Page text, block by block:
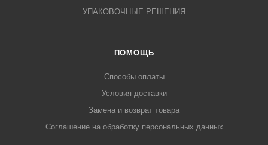
УПАКОВОЧНЫЕ РЕШЕНИЯ
ПОМОЩЬ
Способы оплаты
Условия доставки
Замена и возврат товара
Соглашение на обработку персональных данных